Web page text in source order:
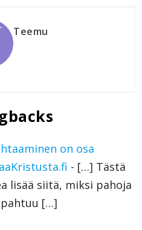
Teemu
on osa
- […] Tästä
lisää siitä, miksi pahoja
[…]